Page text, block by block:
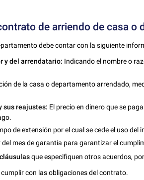
de arriendo de casa o
debe contar con la siguiente
y del arrendatario: Indicando el nombre o
de la casa o departamento arrendado,
sus reajustes: El precio en dinero que se
de extensión por el cual se cede el uso del
del mes de garantía para garantizar el
que especifiquen otros acuerdos,
con las obligaciones del contrato.